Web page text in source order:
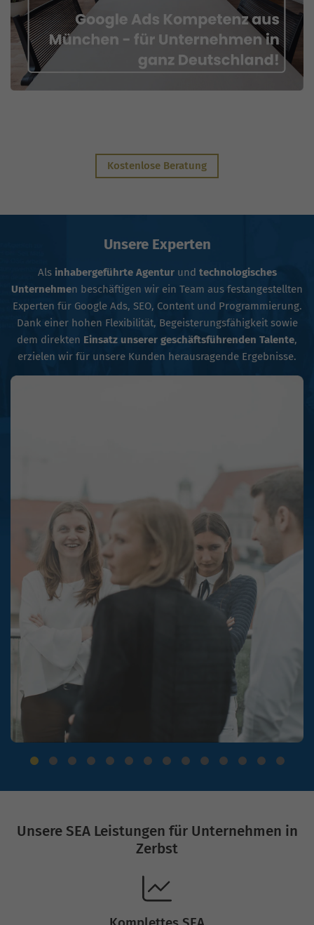
Kostenlose Beratung
Unsere Experten
Alsinhabergeführte Agenturund technologisches
Unternehmen beschäftigen wir ein Team aus festangestellten
Experten für Google Ads, SEO, Content und Programmierung.
Dank einer hohen Flexibilität, Begeisterungsfähigkeit sowie
dem direkten Einsatz unserer geschäftsführenden Talente,
erzielen wir für unsere Kunden herausragende Ergebnisse.
Unsere SEA Leistungen für Unternehmen in
Zerbst